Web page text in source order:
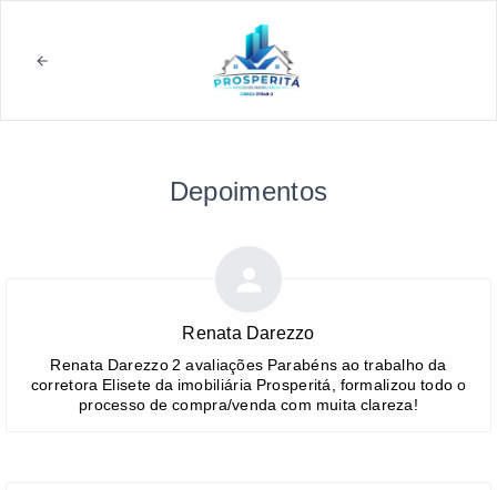
Depoimentos
Renata Darezzo
Renata Darezzo 2 avaliações Parabéns ao trabalho da
corretora Elisete da imobiliária Prosperitá, formalizou todo o
processo de compra/venda com muita clareza!